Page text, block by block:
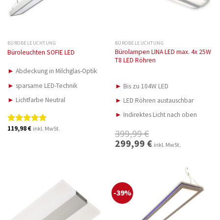
BÜROBELEUCHTUNG
Büroleuchten SOFIE LED
► Abdeckung in Milchglas-Optik
► sparsame LED-Technik
► Lichtfarbe Neutral
Bewertet
119,98€ inkl. MwSt.
BÜROBELEUCHTUNG
Bürolampen LINA LED max. 4x 25W
T8 LED Röhren
► Bis zu 104W LED
► LED Röhren austauschbar
► Indirektes Licht nach oben
399,99€
Ursprünglicher
Preis
299,99 €Aktueller
Preis
inkl. MwSt.
-39%